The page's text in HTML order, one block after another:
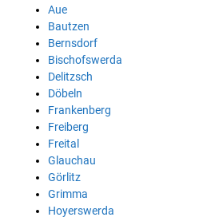
Aue
Bautzen
Bernsdorf
Bischofswerda
Delitzsch
Döbeln
Frankenberg
Freiberg
Freital
Glauchau
Görlitz
Grimma
Hoyerswerda